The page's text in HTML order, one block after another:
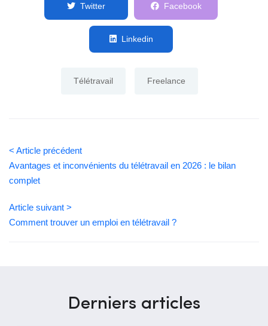
Twitter Facebook
Linkedin
Télétravail Freelance
< Article précédent
Avantages et inconvénients du télétravail en 2026 : le bilan
complet
Article suivant >
Comment trouver un emploi en télétravail ?
Derniers articles